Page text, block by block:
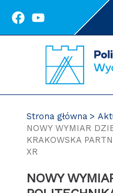
Strona główna
NOWY WYMIAR
KRAKOWSKA
XR
NOWY WYMIAR DZIEDZICTWA: